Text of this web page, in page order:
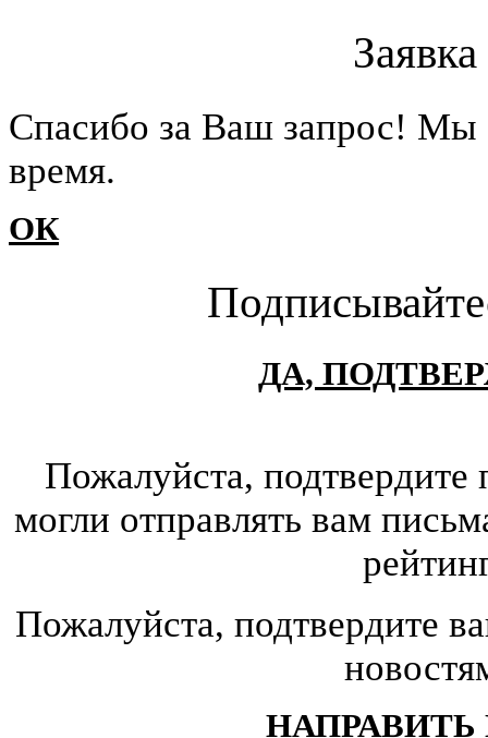
Cпасибо за Ваш запрос!
время.
ОК
ДА,
Пожалуйста,
могли отправлять вам
Пожалуйста, подтвердите